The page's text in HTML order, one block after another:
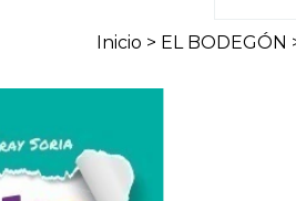
Inicio > EL BODEGÓN